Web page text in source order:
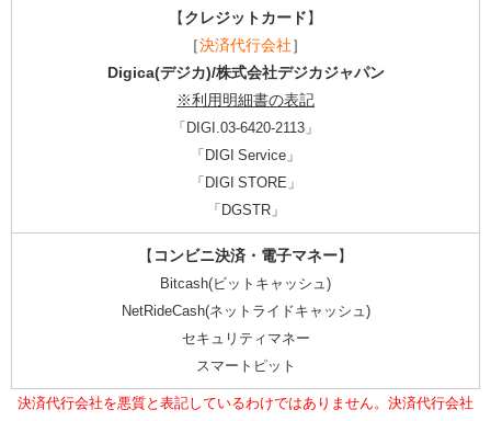
【 クレジットカード 】
［決済代行会社 ］
Digica(デジカ)/株式会社デジカジャパン
※利用明細書の表記
「DIGI.03-6420-2113」
「DIGI Service」
「DIGI STORE」
「DGSTR」
【 コンビニ決済・電子マネー】
Bitcash(ビットキャッシュ)
NetRideCash(ネットライドキャッシュ)
セキュリティマネー
スマートピット
決済代行会社を悪質と表記しているわけではありません。決済代行会社